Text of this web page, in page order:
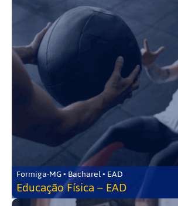
Formiga-MG • Bacharel • EAD
Educação Física – EAD